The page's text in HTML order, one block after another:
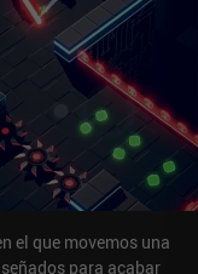
el que movemos una
para acabar